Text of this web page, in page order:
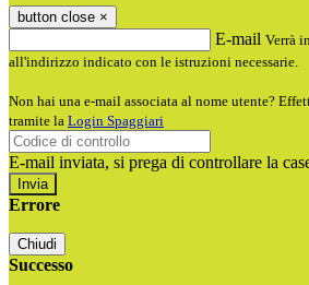
button close ×
E-mail Verrà
all'indirizzo indicato con le istruzioni necessarie.
Non hai una e-mail associata al nome utente?
tramite la Login Spaggiari
E-mail inviata, si prega di controllare la
Errore
Chiudi
Successo